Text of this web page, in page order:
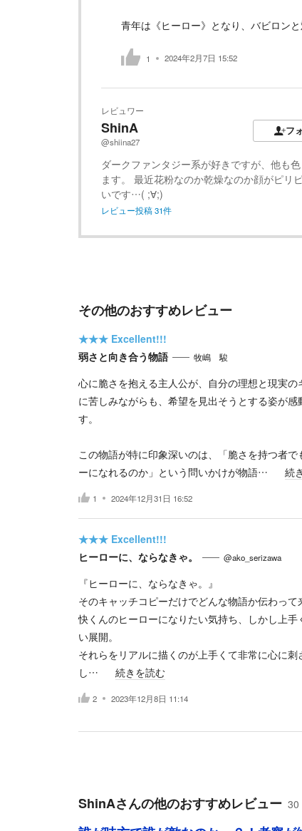
青年は《ヒーロー》となり、バビロン
1 2024年2月7日 15:52
レビュワー
ShinA
@shiina27
フ
ダークファンタジー系が好きですが、他も
ます。 最近花粉なのか乾燥なのか顔がピリ
いです…( ;∀;)
レビュー投稿31件
その他のおすすめレビュー
★★★ Excellent!!!
弱さと向き合う物語
牧嶋 駿
心に脆さを抱える主人公が、自分の理想と現実の
に苦しみながらも、希望を見出そうとする姿が感
す。
この物語が特に印象深いのは、「脆さを持つ者で
ーになれるのか」という問いかけが物語…
続
1 2024年12月31日 16:52
★★★ Excellent!!!
ヒーローに、ならなきゃ。
@ako_serizawa
『ヒーローに、ならなきゃ。』
そのキャッチコピーだけでどんな物語か伝わって
快くんのヒーローになりたい気持ち、しかし上手
い展開。
それらをリアルに描くのが上手くて非常に心に刺
し…
続きを読む
2 2023年12月8日 11:14
ShinAさんの他のおすすめレビュー 30